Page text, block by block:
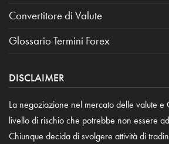
Convertitore di Valute
Glossario Termini Forex
DISCLAIMER
La negoziazione nel mercato delle valute e
livello di rischio che potrebbe non essere
Chiunque decida di svolgere attività di